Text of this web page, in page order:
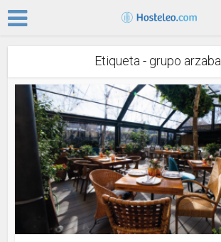
Etiqueta - grupo arzabal